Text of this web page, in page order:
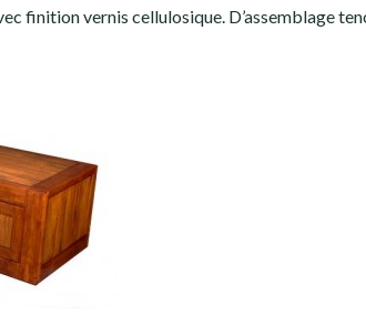
finition vernis cellulosique. D’assemblage